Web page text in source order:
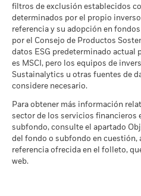
a 30 jun 2026
Las exposiciones a Implicación
indicadas anteriormente para
Bituminosas se calculan y
en las que más de un 5 % de
explotación de carbón térmico o
acuerdo con lo definido por MSCI
exposición a empresas que
explotación de carbón térmico o
en este caso el umbral de
definido por MSCI ESG
siguientes: 0,02% para Carbón
Bituminosas.
filtros de exclusión establecidos
determinados por el propio
referencia y su adopción en
por el Consejo de Productos
datos ESG predeterminado actual
es MSCI, pero los equipos de
Sustainalytics u otras fuentes de
considere necesario.
Para obtener más información
sector de los servicios financieros
subfondo, consulte el apartado
del fondo o subfondo en cuestión,
referencia ofrecida en el folleto,
web.